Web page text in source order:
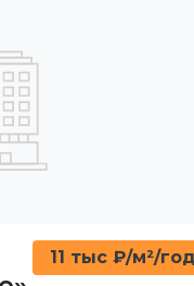
площадь 355 м²